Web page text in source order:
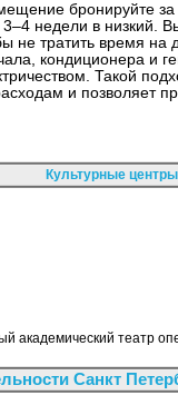
бронируйте
3–4 недели в низкий.
не тратить время на
кондиционера и
Такой
и позволяет
Культурные
академический театр
Санкт